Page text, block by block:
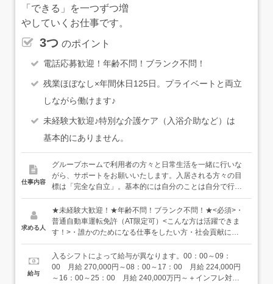
「できる」を一つずつ増
やしていくお仕事です。
3つ のポイント
電話応募歓迎！年齢不問！ブランク不問！
残業ほぼなし×年間休日125日。プライベートと両立
しながら働けます♪
未経験大歓迎♪特別な介護ケア（入浴介助など）は
基本的にありません。
仕事内容
グループホームで利用者の方々と日常生活を一緒に行いな
がら、サポートをお願いいたします。入居される方々の目
標は「完全な自立」。基本的には自分のことは自分で行え
る方ばかりなので、必要に応じて「ちょっとしたコツ」を
教えるイメージです。「代わりに全部やってあげる」ので
はなく、家族を見守るような温かい気持ちで接しながら、
利用者の方の常識と、世間の常識をすり合わせるのが私た
弊社の施設へ通ったり、休みの日には遊びに行ったりしま
すので、その時間を利用して食材や備品などの買い出しを
しましょう。上記の通り、すぐ近くには自社で運営する通
求める人
★未経験大歓迎！★年齢不問！ブランク不問！★<必須>・
普通自動車運転免許（AT限定可）<こんな方は活躍できま
す！>・誰かのためになる仕事をしたい方・社会貢献に関
心がある方・家事が好きな方
給与
入るシフトによって給与が異なります。00：00～09：
00 月給 270,000円～08：00～17：00 月給 224,000円
～16：00～25：00 月給 240,000万円～＋インフレ対策